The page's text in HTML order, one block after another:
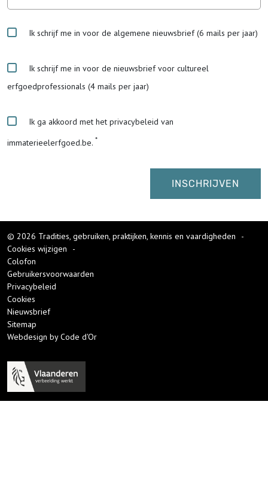
Ik schrijf me in voor de algemene nieuwsbrief (6 mails per jaar)
Ik schrijf me in voor de nieuwsbrief voor cultureel
erfgoedprofessionals (4 mails per jaar)
Ik ga akkoord met het privacybeleid van
immaterieelerfgoed.be.
© 2026 Tradities, gebruiken, praktijken, kennis en vaardigheden
-
Cookies wijzigen
-
Colofon
Gebruikersvoorwaarden
Privacybeleid
Cookies
Nieuwsbrief
Sitemap
Webdesign by Code d'Or